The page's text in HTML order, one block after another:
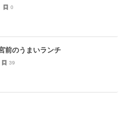
0
前のうまいランチ
39